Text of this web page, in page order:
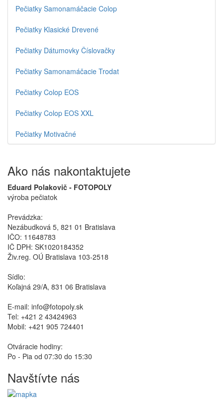
Pečiatky Samonamáčacie Colop
Pečiatky Klasické Drevené
Pečiatky Dátumovky Číslovačky
Pečiatky Samonamáčacie Trodat
Pečiatky Colop EOS
Pečiatky Colop EOS XXL
Pečiatky Motivačné
Ako nás nakontaktujete
Eduard Polakovič - FOTOPOLY
výroba pečiatok
Prevádzka:
Nezábudková 5, 821 01 Bratislava
IČO: 11648783
IČ DPH: SK1020184352
Živ.reg. OÚ Bratislava 103-2518
Sídlo:
Koľajná 29/A, 831 06 Bratislava
E-mail: info@fotopoly.sk
Tel: +421 2 43424963
Mobil: +421 905 724401
Otváracie hodiny:
Po - Pia od 07:30 do 15:30
Navštívte nás